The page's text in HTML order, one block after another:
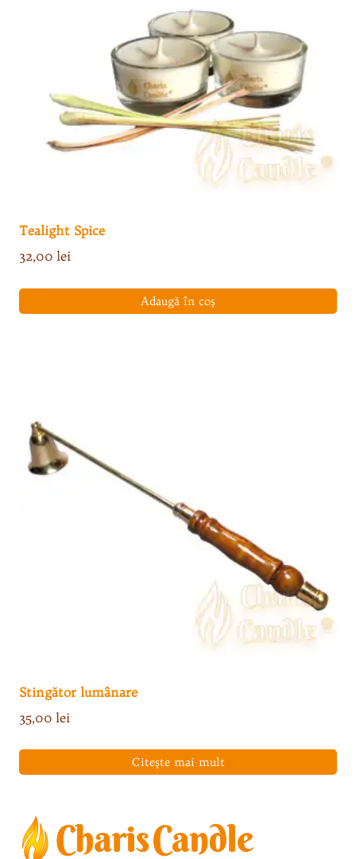
Tealight Spice
32,00 lei
Adaugă în coș
Stingător lumânare
35,00 lei
Citește mai mult